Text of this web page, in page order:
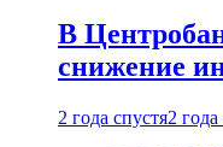
В
снижение
2 года спустя2 года